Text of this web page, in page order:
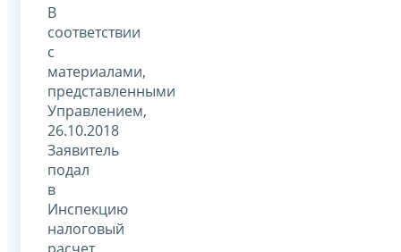
В
соответствии
с
материалами,
представленными
Управлением,
26.10.2018
Заявитель
подал
в
Инспекцию
налоговый
расчет